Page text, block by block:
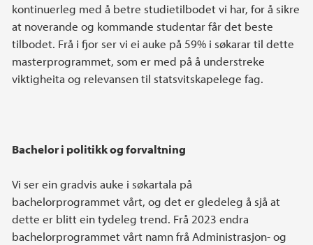
kontinuerleg med å betre studietilbodet vi har, for å sikre
at noverande og kommande studentar får det beste
tilbodet. Frå i fjor ser vi ei auke på 59% i søkarar til dette
masterprogrammet, som er med på å understreke
viktigheita og relevansen til statsvitskapelege fag.
Bachelor i politikk og forvaltning
Vi ser ein gradvis auke i søkartala på
bachelorprogrammet vårt, og det er gledeleg å sjå at
dette er blitt ein tydeleg trend. Frå 2023 endra
bachelorprogrammet vårt namn frå Administrasjon- og